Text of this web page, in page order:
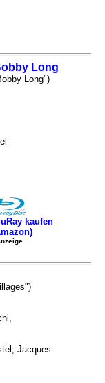
Long
Long")
kaufen
Jacques